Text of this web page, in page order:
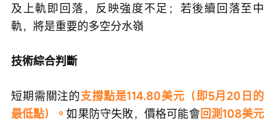
及上軌即回落，反映強度不足；若後續回落至中
軌，將是重要的多空分水嶺
技術綜合判斷
短期需關注的支撐點是114.80美元（即5月20日的
最低點）。如果防守失敗，價格可能會回測108美元